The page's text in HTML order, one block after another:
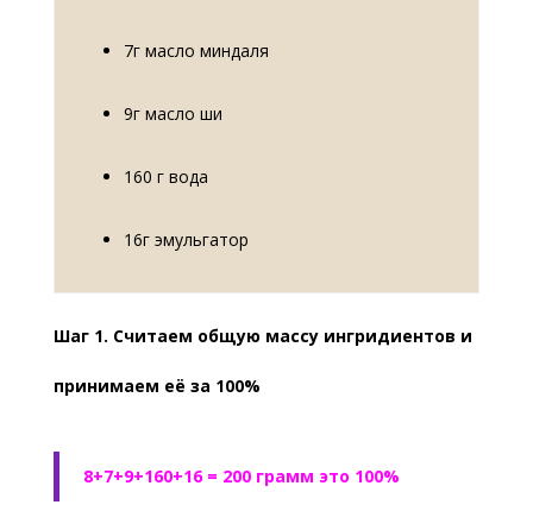
7г масло миндаля
9г масло ши
160 г вода
16г эмульгатор
Шаг 1. Считаем общую массу ингридиентов и
принимаем её за 100%
8+7+9+160+16 = 200 грамм это 100%